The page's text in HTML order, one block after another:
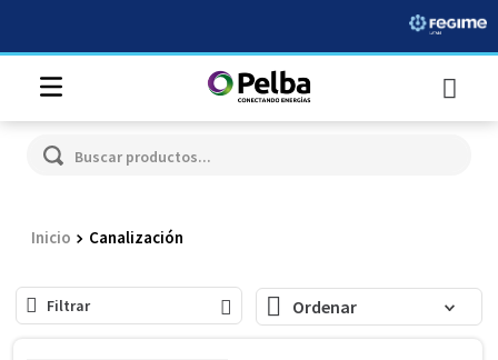
Buscar productos...
Canalización
Filtrar